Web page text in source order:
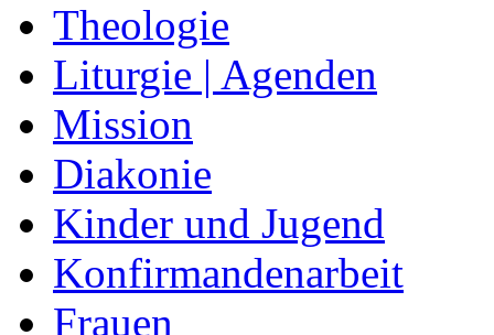
Theologie
Liturgie | Agenden
Mission
Diakonie
Kinder und Jugend
Konfirmandenarbeit
Frauen